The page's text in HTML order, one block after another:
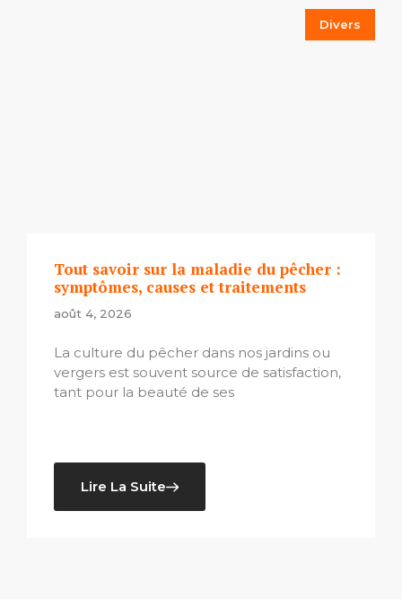
Divers
Tout savoir sur la maladie du pêcher :
symptômes, causes et traitements
août 4, 2026
La culture du pêcher dans nos jardins ou
vergers est souvent source de satisfaction,
tant pour la beauté de ses
Lire La Suite